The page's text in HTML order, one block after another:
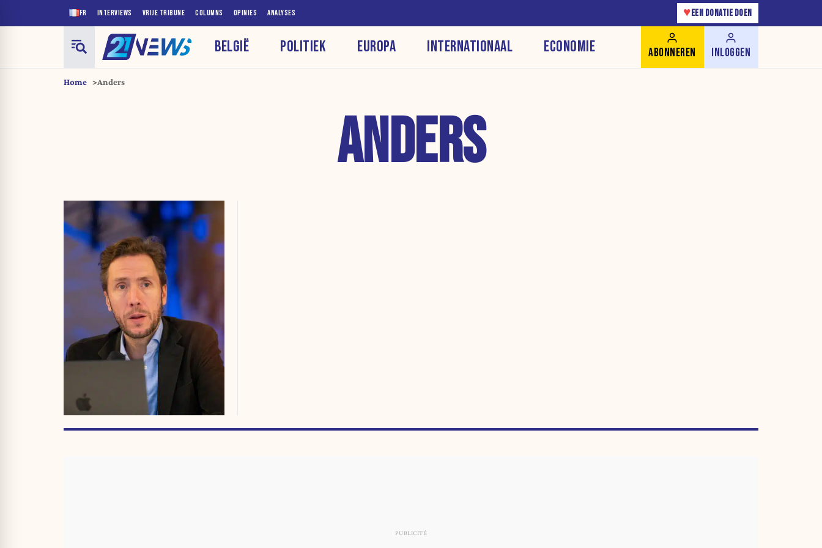
FR INTERVIEWS VRIJE TRIBUNE COLUMNS OPINIES ANALYSES ♥ EEN DONATIE DOEN
BELGIË POLITIEK EUROPA INTERNATIONAAL ECONOMIE ABONNEREN INLOGGEN
Home Anders
ANDERS